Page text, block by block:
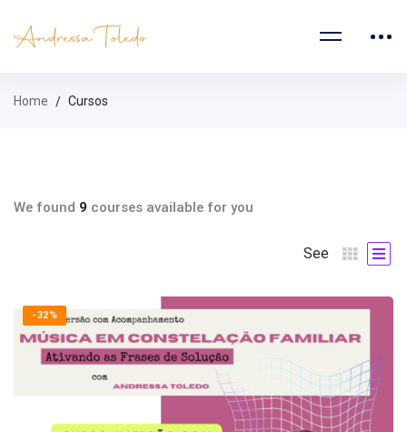
Home Cursos
We found 9 courses available for you
See
-32%